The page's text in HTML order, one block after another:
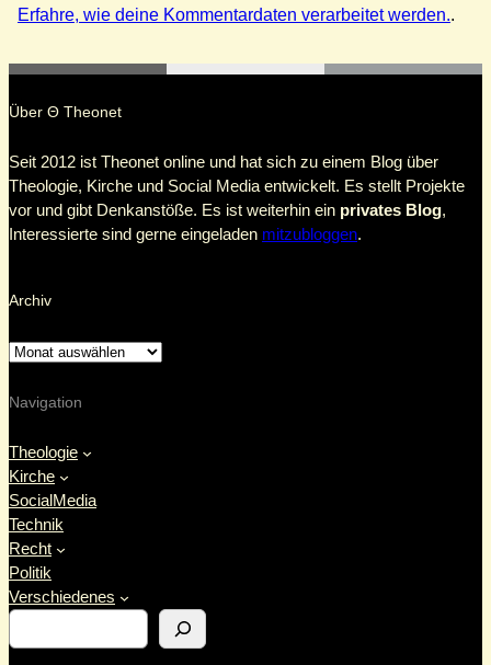
Erfahre, wie deine Kommentardaten verarbeitet werden..
Über Θ Theonet
Seit 2012 ist Theonet online und hat sich zu einem Blog über
Theologie, Kirche und Social Media entwickelt. Es stellt Projekte
vor und gibt Denkanstöße. Es ist weiterhin ein privates Blog,
Interessierte sind gerne eingeladen mitzubloggen.
Archiv
Navigation
Theologie
Kirche
SocialMedia
Technik
Recht
Politik
Verschiedenes
S
u